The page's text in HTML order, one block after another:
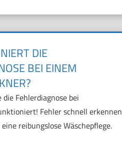
DIE
BEI EINEM
Fehlerdiagnose bei
Fehler schnell erkennen
reibungslose Wäschepflege.